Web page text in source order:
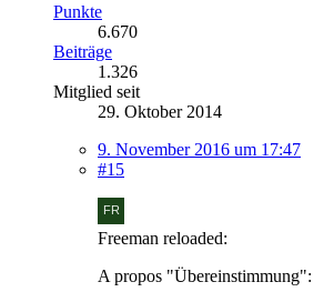
Punkte
6.670
Beiträge
1.326
Mitglied seit
29. Oktober 2014
9. November 2016 um 17:47
#15
Freeman reloaded:
A propos "Übereinstimmung":